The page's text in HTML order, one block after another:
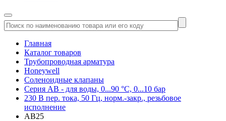
Главная
Каталог товаров
Трубопроводная арматура
Honeywell
Соленоидные клапаны
Серия AB - для воды, 0...90 °С, 0...10 бар
230 В пер. тока, 50 Гц, норм.-закр., резьбовое
исполнение
AB25